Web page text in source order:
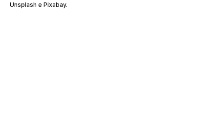
Unsplash e Pixabay.